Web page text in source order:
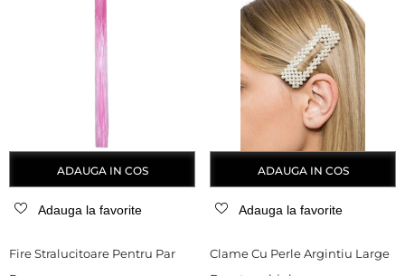
ADAUGA IN COS
Adauga la favorite
Fire Stralucitoare Pentru Par
ADAUGA IN COS
Adauga la favorite
Clame Cu Perle Argintiu Large